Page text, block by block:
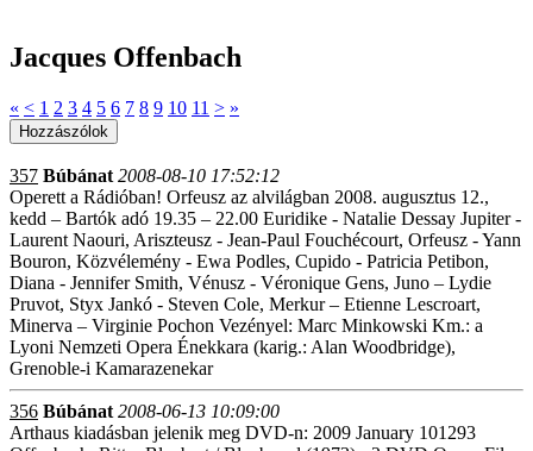
Jacques Offenbach
« < 1 2 3 4 5 6 7 8 9 10 11 > »
357 Búbánat 2008-08-10 17:52:12
Operett a Rádióban! Orfeusz az alvilágban 2008. augusztus 12.,
kedd – Bartók adó 19.35 – 22.00 Euridike - Natalie Dessay Jupiter -
Laurent Naouri, Ariszteusz - Jean-Paul Fouchécourt, Orfeusz - Yann
Bouron, Közvélemény - Ewa Podles, Cupido - Patricia Petibon,
Diana - Jennifer Smith, Vénusz - Véronique Gens, Juno – Lydie
Pruvot, Styx Jankó - Steven Cole, Merkur – Etienne Lescroart,
Minerva – Virginie Pochon Vezényel: Marc Minkowski Km.: a
Lyoni Nemzeti Opera Énekkara (karig.: Alan Woodbridge),
Grenoble-i Kamarazenekar
356 Búbánat 2008-06-13 10:09:00
Arthaus kiadásban jelenik meg DVD-n: 2009 January 101293